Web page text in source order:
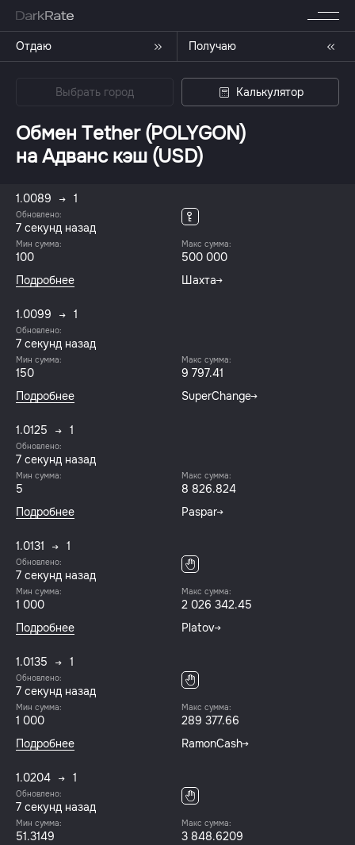
Отдаю Получаю
Выбрать город Калькулятор
Обмен Tether (POLYGON)
на Адванс кэш (USD)
1.0089 1
Обновлено:
8 секунд назад
Мин сумма:
100
Макс сумма:
500 000
Подробнее
Шахта
1.0099 1
Обновлено:
8 секунд назад
Мин сумма:
150
Макс сумма:
9 797.41
Подробнее
SuperChange
1.0125 1
Обновлено:
8 секунд назад
Мин сумма:
5
Макс сумма:
8 826.824
Подробнее
Paspar
1.0131 1
Обновлено:
8 секунд назад
Мин сумма:
1 000
Макс сумма:
2 026 342.45
Подробнее
Platov
1.0135 1
Обновлено:
8 секунд назад
Мин сумма:
1 000
Макс сумма:
289 377.66
Подробнее
RamonCash
1.0204 1
Обновлено:
8 секунд назад
Мин сумма:
51.3149
Макс сумма:
3 848.6209